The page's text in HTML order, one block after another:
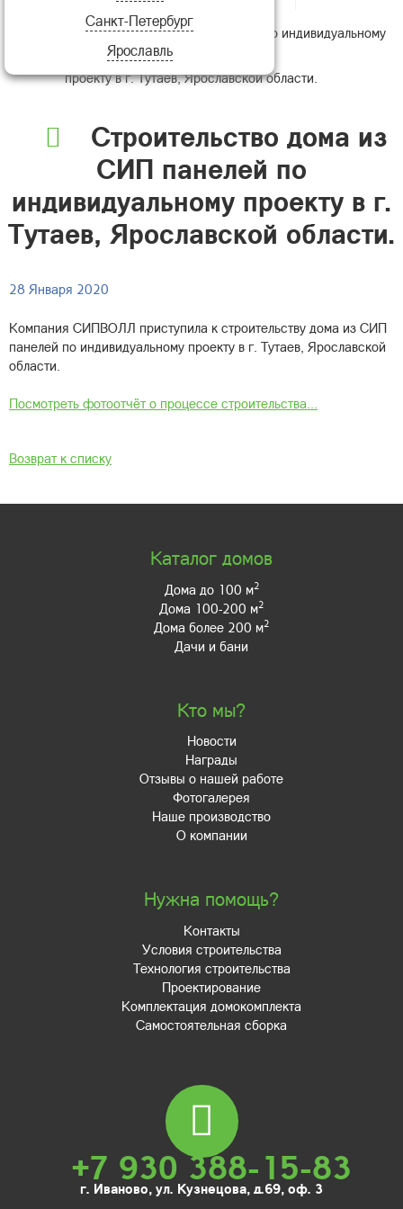
Санкт-Петербург
Ярославль
Строительство дома из СИП панелей по индивидуальному
проекту в г. Тутаев, Ярославской области.
Строительство дома из
СИП панелей по
индивидуальному проекту в г.
Тутаев, Ярославской области.
28 Января 2020
Компания СИПВОЛЛ приступила к строительству дома из СИП
панелей по индивидуальному проекту в г. Тутаев, Ярославской
области.
Посмотреть фотоотчёт о процессе строительства...
Возврат к списку
Каталог домов
Дома до 100 м2
Дома 100-200 м2
Дома более 200 м2
Дачи и бани
Кто мы?
Новости
Награды
Отзывы о нашей работе
Фотогалерея
Наше производство
О компании
Нужна помощь?
Контакты
Условия строительства
Технология строительства
Проектирование
Комплектация домокомплекта
Самостоятельная сборка
+7 930 388-15-83
г. Иваново, ул. Кузнецова, д.69, оф. 3